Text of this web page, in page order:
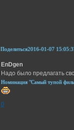
Поделиться2016-01-07
EnDgen
Надо было предлагать
Номинация "Самый тупой
0